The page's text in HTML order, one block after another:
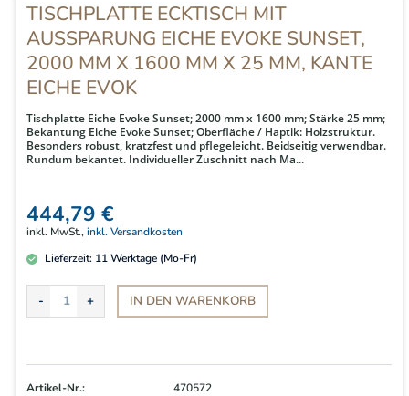
TISCHPLATTE ECKTISCH MIT
AUSSPARUNG EICHE EVOKE SUNSET,
2000 MM X 1600 MM X 25 MM, KANTE
EICHE EVOK
Tischplatte Eiche Evoke Sunset; 2000 mm x 1600 mm; Stärke 25 mm;
Bekantung Eiche Evoke Sunset; Oberfläche / Haptik: Holzstruktur.
Besonders robust, kratzfest und pflegeleicht. Beidseitig verwendbar.
Rundum bekantet. Individueller Zuschnitt nach Ma...
444,79 €
inkl. MwSt.,inkl. Versandkosten
Lieferzeit: 11Werktage (Mo-Fr)
IN DEN WARENKORB
Artikel-Nr.:
470572